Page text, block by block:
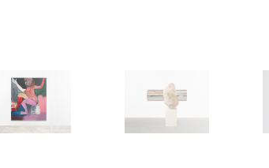
Tell (Ceci Sera)
stainless steel polished, concrete pedestal
54 x 44 1/2 x 78 3/4 in - 137 x 113 x 200 cm; Weight: